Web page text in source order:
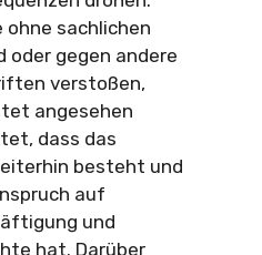
sachlichen
oder gegen andere
verstoßen,
angesehen
dass das
besteht und
auf
und
hat. Darüber